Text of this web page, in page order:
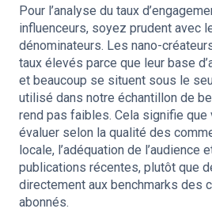
Pour l’analyse du taux
influenceurs, soyez prudent avec
dénominateurs. Les nano-
taux élevés parce que leur base
et beaucoup se situent sous le
utilisé dans notre échantillon de
rend pas faibles. Cela signifie
évaluer selon la qualité des
locale, l’adéquation de l’audience
publications récentes, plutôt que
directement aux benchmarks des
abonnés.